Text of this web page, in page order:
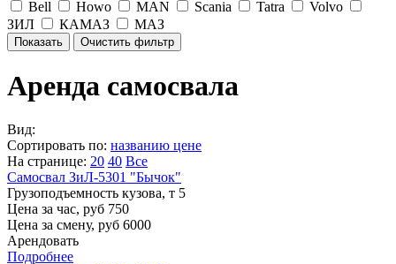
Bell
Howo MAN Scania Tatra
Volvo
ЗИЛ
КАМАЗ МАЗ
Аренда самосвала
Вид:
Сортировать по: названию цене
На странице: 20 40 Все
Самосвал ЗиЛ-5301 "Бычок"
Грузоподъемность кузова, т 5
Цена за час, руб 750
Цена за смену, руб 6000
Арендовать
Подробнее